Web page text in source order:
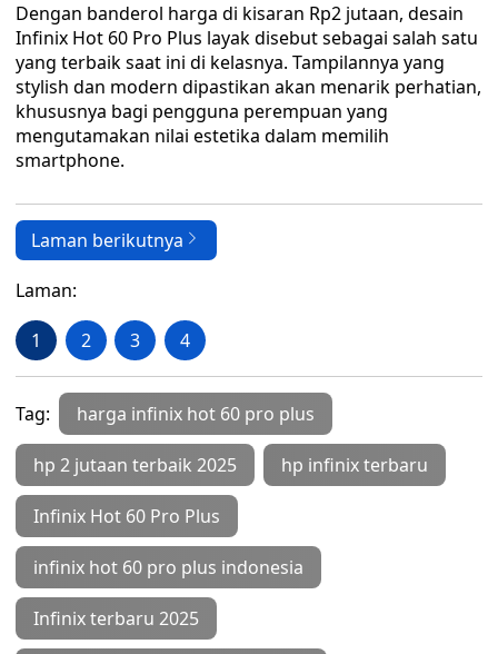
Dengan banderol harga di kisaran Rp2 jutaan, desain
Infinix Hot 60 Pro Plus layak disebut sebagai salah satu
yang terbaik saat ini di kelasnya. Tampilannya yang
stylish dan modern dipastikan akan menarik perhatian,
khususnya bagi pengguna perempuan yang
mengutamakan nilai estetika dalam memilih
smartphone.
Laman berikutnya
Laman:
1 2 3 4
Tag: harga infinix hot 60 pro plus
hp 2 jutaan terbaik 2025 hp infinix terbaru
Infinix Hot 60 Pro Plus
infinix hot 60 pro plus indonesia
Infinix terbaru 2025